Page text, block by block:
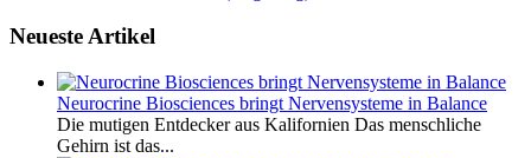
Neueste Artikel
Neurocrine Biosciences bringt Nervensysteme in Balance
Die mutigen Entdecker aus Kalifornien Das menschliche
Gehirn ist das...